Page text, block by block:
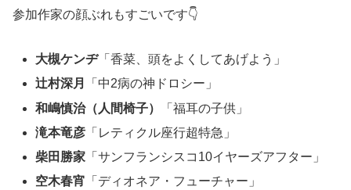
参加作家の顔ぶれもすごいです👇
大槻ケンヂ「香菜、頭をよくしてあげよう」
辻村深月
「中2病の神ドロシー」
和嶋慎治（人間椅子）
「福耳の子供」
滝本竜彦 「レティクル座行超特急」
柴田勝家 「サンフランシスコ10イヤーズアフター」
空木春宵 「ディオネア・フューチャー」